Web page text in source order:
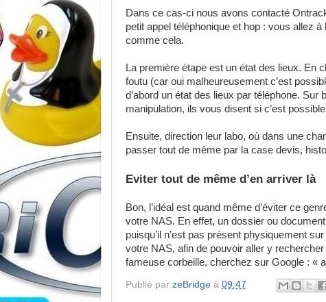
Dans ce cas-ci nous avons contacté
petit appel téléphonique et hop : vous allez
comme cela.
La première étape est un état des lieux. En
foutu (car oui malheureusement c’est
d’abord un état des lieux par téléphone.
manipulation, ils vous disent si c’est
Ensuite, direction leur labo, où dans une
passer tout de même par la case devis,
Eviter tout de même d’en arriver là
Bon, l’idéal est quand même d’éviter ce
votre NAS. En effet, un dossier ou
puisqu’il n’est pas présent physiquement
votre NAS, afin de pouvoir aller y
fameuse corbeille, cherchez sur Google : «
Publié par zeBridge à 09:47